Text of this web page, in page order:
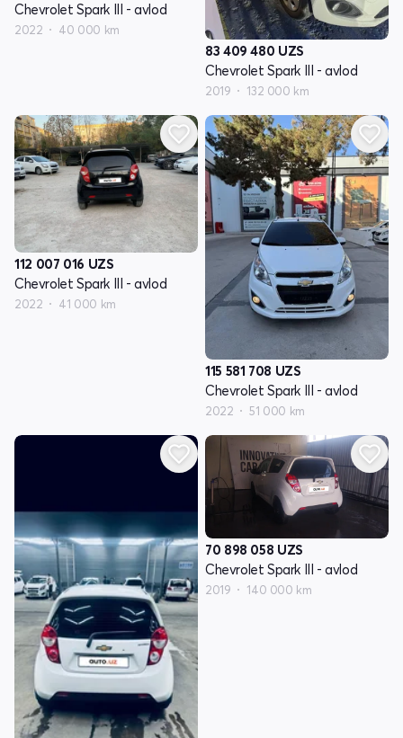
Chevrolet Spark III - avlod
2022 40 000 km
83 409 480 UZS
Chevrolet Spark III - avlod
2019 132 000 km
112 007 016 UZS
Chevrolet Spark III - avlod
2022 41 000 km
115 581 708 UZS
Chevrolet Spark III - avlod
2022 51 000 km
70 898 058 UZS
Chevrolet Spark III - avlod
2019 140 000 km